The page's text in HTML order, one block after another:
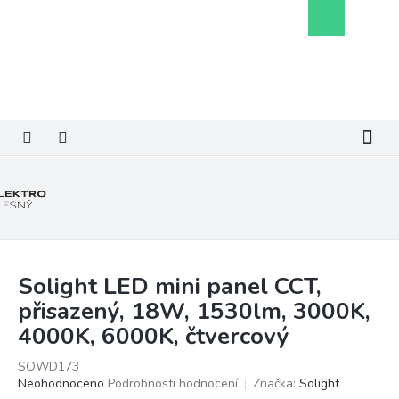
košík
Solight LED mini panel CCT,
přisazený, 18W, 1530lm, 3000K,
4000K, 6000K, čtvercový
SOWD173
Průměrné
Neohodnoceno Podrobnosti hodnocení Značka: Solight